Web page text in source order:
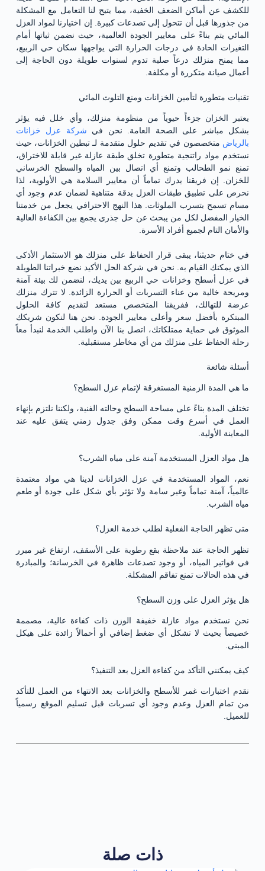
للكشف عن أماكن الضعف الخفية، مما يتيح لنا التعامل مع المشكلة
من جذورها قبل أن تتحول إلى تصدعات كبيرة. إن اختيارنا لمواد العزل
المائي يتم بناءً على معايير الجودة العالمية، حيث نضمن ثباتها أمام
التغيرات الحادة في درجات الحرارة التي يواجهها سكان حي الربيع،
مما يمنح منزلك درعاً صلبة تدوم لسنوات طويلة دون الحاجة إلى
أعمال صيانة متكررة أو مكلفة.
تقنيات متطورة لتأمين الخزانات ومنع التلوث المائي
يعتبر الخزان جزءاً حيوياً من منظومة منزلك، وأي خلل فيه يؤثر
بشكل مباشر على الصحة العامة. نحن في شركة عزل خزانات
بالرياض متخصصون في تقديم حلول متقدمة لـ تبطين الخزانات، حيث
نستخدم مواد راتنجية متطورة تخلق طبقة عازلة غير قابلة للاختراق،
تمنع نمو الطحالب وتمنع أي اتصال بين المياه والسطح الخرساني
للخزان. إن فريقنا يدرك تماماً أن معايير السلامة هي الأولوية، لذا
نحرص على تطبيق طبقات العزل بدقة متناهية لضمان عدم وجود أي
مسام تسمح بتسرب الملوثات. هذا النهج الاحترافي يجعل من خدمتنا
الخيار المفضل لكل من يبحث عن حل جذري يجمع بين الكفاءة العالية
والأمان التام لجميع أفراد الأسرة.
في ختام حديثنا، يبقى قرار الحفاظ على منزلك هو الاستثمار الأذكى
الذي يمكنك القيام به. نحن في شركة الحل الأكيد نضع خبراتنا الطويلة
في عزل أسطح وخزانات حي الربيع بين يديك، لنضمن لك بيئة آمنة
ومريحة خالية من عناء التسربات أو الحرارة الزائدة. لا تترك منزلك
عرضة للتهالك، ففريقنا المتخصص مستعد لتقديم كافة الحلول
المبتكرة بأفضل سعر وأعلى معايير الجودة. نحن هنا لنكون شريكك
الموثوق في حماية ممتلكاتك، اتصل بنا الآن واطلب الخدمة لنبدأ معاً
رحلة الحفاظ على منزلك من أي مخاطر مستقبلية.
أسئلة شائعة
ما هي المدة الزمنية المستغرقة لإتمام عزل السطح؟
تختلف المدة بناءً على مساحة السطح وحالته الفنية، ولكننا نلتزم بإنهاء
العمل في أسرع وقت ممكن وفق جدول زمني يتفق عليه عند
المعاينة الأولية.
هل مواد العزل المستخدمة آمنة على مياه الشرب؟
نعم، المواد المستخدمة في عزل الخزانات لدينا هي مواد معتمدة
عالمياً، آمنة تماماً وغير سامة ولا تؤثر بأي شكل على جودة أو طعم
مياه الشرب.
متى تظهر الحاجة الفعلية لطلب خدمة العزل؟
تظهر الحاجة عند ملاحظة بقع رطوبة على الأسقف، ارتفاع غير مبرر
في فواتير المياه، أو وجود تصدعات ظاهرة في الخرسانة؛ والمبادرة
في هذه الحالات تمنع تفاقم المشكلة.
هل يؤثر العزل على وزن السطح؟
نحن نستخدم مواد عازلة خفيفة الوزن ذات كفاءة عالية، مصممة
خصيصاً بحيث لا تشكل أي ضغط إضافي أو أحمالاً زائدة على هيكل
المبنى.
كيف يمكنني التأكد من كفاءة العزل بعد التنفيذ؟
نقدم اختبارات غمر للأسطح والخزانات بعد الانتهاء من العمل للتأكد
من تمام العزل وعدم وجود أي تسربات قبل تسليم الموقع رسمياً
للعميل.
ذات صلة